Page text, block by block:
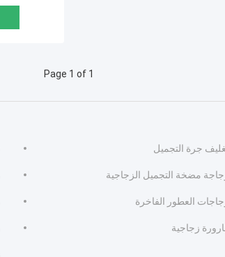
Page 1 of 1
جرة التجميل
مضخة التجميل الزجاجية
العطور الفاخرة
زجاجية